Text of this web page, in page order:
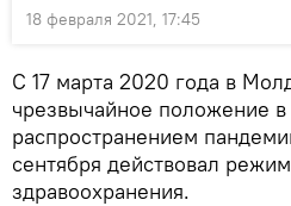
18 февраля 2021, 17:45
С 17 марта 2020 года в
чрезвычайное положение в
распространением
сентября действовал
здравоохранения.